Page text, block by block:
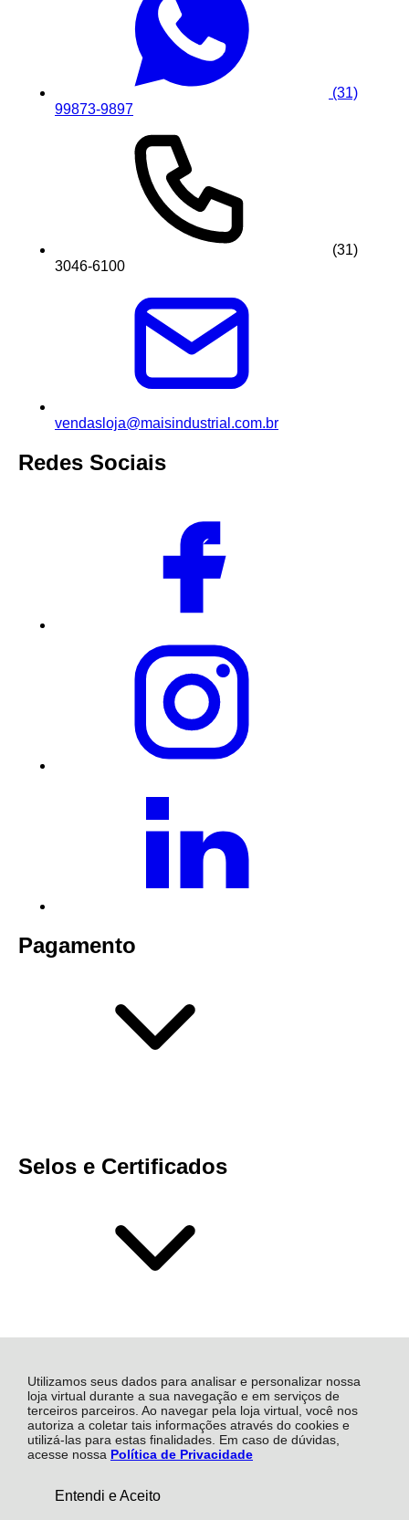
Utilizamos seus dados para analisar e personalizar nossa
loja virtual durante a sua navegação e em serviços de
terceiros parceiros. Ao navegar pela loja virtual, você nos
autoriza a coletar tais informações através do cookies e
utilizá-las para estas finalidades. Em caso de dúvidas,
acesse nossa Política de Privacidade
Entendi e Aceito
(31)
99873-9897
(31)
3046-6100
vendasloja@maisindustrial.com.br
Redes Sociais
Pagamento
Selos e Certificados
Mais Soluções Industriais S.A, Rua Atalydes Moreira de
Souza - 1472 - Sala 17 - Civit I - 29168-055 - Serra - ES
CNPJ: 14.885.815/0002-90 | © Todos os direitos
R$ 75.050,97